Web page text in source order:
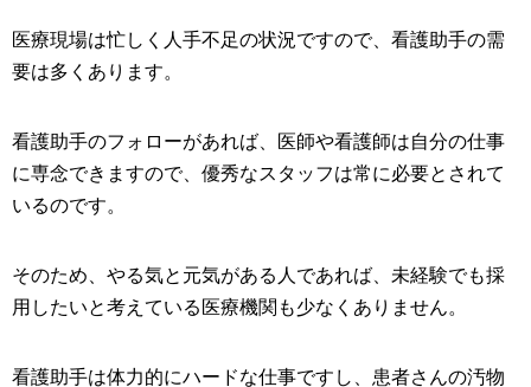
医療現場は忙しく人手不足の状況ですので、看護助手の需
要は多くあります。
看護助手のフォローがあれば、医師や看護師は自分の仕事
に専念できますので、優秀なスタッフは常に必要とされて
いるのです。
そのため、やる気と元気がある人であれば、未経験でも採
用したいと考えている医療機関も少なくありません。
看護助手は体力的にハードな仕事ですし、患者さんの汚物